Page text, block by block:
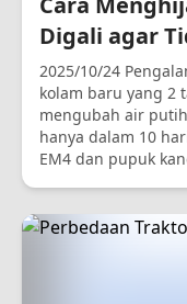
Digali agar
2025/10/24
kolam baru yang 2
mengubah air
hanya dalam 10
EM4 dan pupuk